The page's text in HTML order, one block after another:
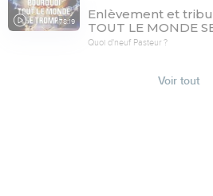
78:19
Enlèvement et
TOUT LE MONDE
Quoi d'neuf Pasteur ?
Voir tout